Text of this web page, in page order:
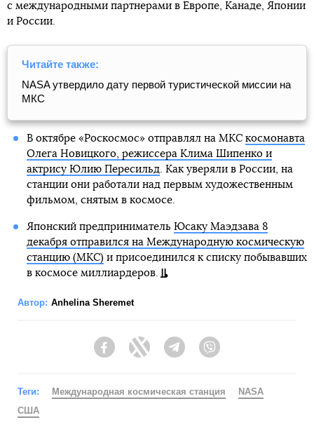
с международными партнерами в Европе, Канаде, Японии
и России.
Читайте также:
NASA утвердило дату первой туристической миссии на
МКС
В октябре «Роскосмос» отправлял на МКС космонавта
Олега Новицкого, режиссера Клима Шипенко и
актрису Юлию Пересильд. Как уверяли в России, на
станции они работали над первым художественным
фильмом, снятым в космосе.
Японский предприниматель Юсаку Маэдзава 8
декабря отправился на Международную космическую
станцию (МКС) и присоединился к списку побывавших
в космосе миллиардеров.
Автор: Anhelina Sheremet
FacebookTwitter Telegram
Теги: Международная космическая станция
NASA
США